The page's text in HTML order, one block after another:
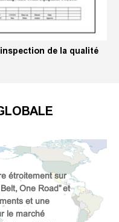
de la qualité
étroitement sur
One Road” et
et une
le marché